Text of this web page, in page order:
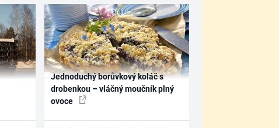
Jednoduchý borůvkový koláč s
drobenkou – vláčný moučník plný
ovoce